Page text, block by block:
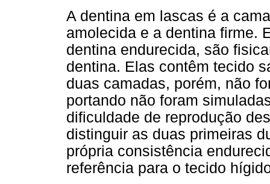
A dentina em lascas é a
amolecida e a dentina firme.
dentina endurecida, são
dentina. Elas contêm tecido
duas camadas, porém, não
portando não foram
dificuldade de reprodução
distinguir as duas primeiras
própria consistência
referência para o tecido